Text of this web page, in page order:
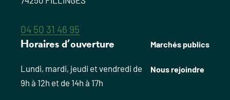
04 50 31 46 95
Horaires d’ouverture
Lundi, mardi, jeudi et vendredi de
9h à 12h et de 14h à 17h
Marchés publics
Nous rejoindre